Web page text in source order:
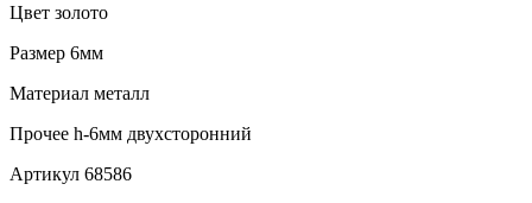
Цвет золото
Размер 6мм
Материал металл
Прочее h-6мм двухсторонний
Артикул 68586